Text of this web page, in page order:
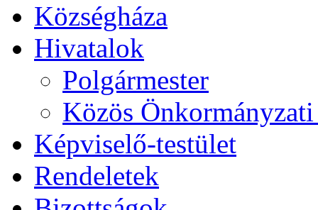
Községháza
Hivatalok
Polgármester
Közös
Képviselő-testület
Rendeletek